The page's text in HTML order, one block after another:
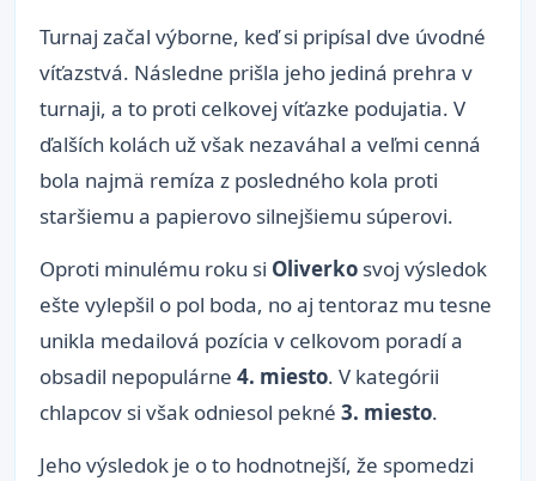
Turnaj začal výborne, keď si pripísal dve úvodné
víťazstvá. Následne prišla jeho jediná prehra v
turnaji, a to proti celkovej víťazke podujatia. V
ďalších kolách už však nezaváhal a veľmi cenná
bola najmä remíza z posledného kola proti
staršiemu a papierovo silnejšiemu súperovi.
Oproti minulému roku si Oliverko svoj výsledok
ešte vylepšil o pol boda, no aj tentoraz mu tesne
unikla medailová pozícia v celkovom poradí a
obsadil nepopulárne 4. miesto. V kategórii
chlapcov si však odniesol pekné 3. miesto.
Jeho výsledok je o to hodnotnejší, že spomedzi